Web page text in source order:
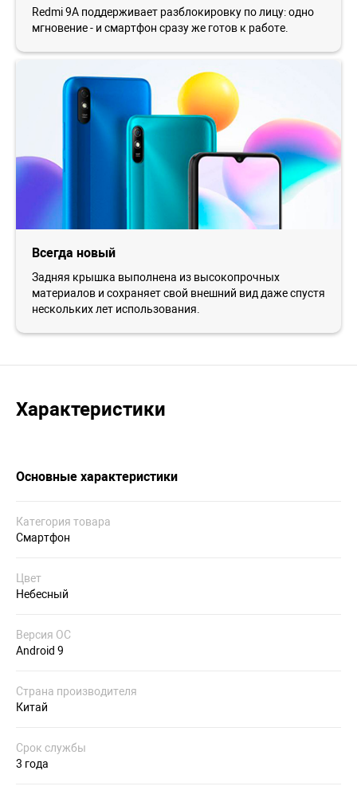
Redmi 9A поддерживает разблокировку по лицу: одно
мгновение - и смартфон сразу же готов к работе.
Всегда новый
Задняя крышка выполнена из высокопрочных
материалов и сохраняет свой внешний вид даже спустя
нескольких лет использования.
Характеристики
Основные характеристики
Категория товара
Смартфон
Цвет
Небесный
Версия ОС
Android 9
Страна производителя
Китай
Срок службы
3 года